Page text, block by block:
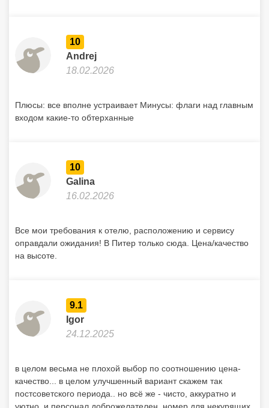
10
Andrej
18.02.2026
Плюсы: все вполне устраивает Минусы: флаги над главным
входом какие-то обтерханные
10
Galina
16.02.2026
Все мои требования к отелю, расположению и сервису
оправдали ожидания! В Питер только сюда. Цена/качество
на высоте.
9.1
Igor
24.12.2025
в целом весьма не плохой выбор по соотношению цена-
качество... в целом улучшенный вариант скажем так
постсоветского периода.. но всё же - чисто, аккуратно и